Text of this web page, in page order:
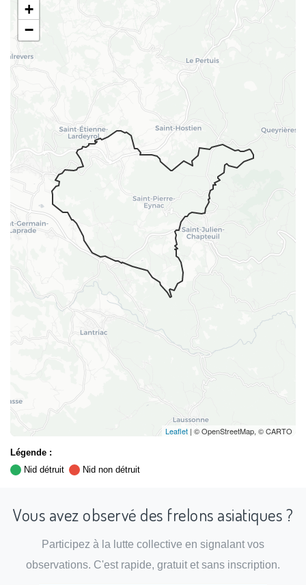
+
−
Leaflet | © OpenStreetMap, © CARTO
Légende :
Nid détruit
Nid non détruit
Vous avez observé des frelons asiatiques ?
Participez à la lutte collective en signalant vos
observations. C'est rapide, gratuit et sans inscription.